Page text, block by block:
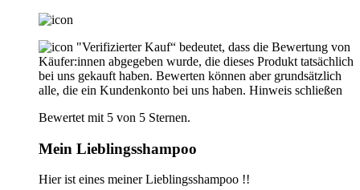
"Verifizierter Kauf“ bedeutet, dass die Bewertung von
Käufer:innen abgegeben wurde, die dieses Produkt tatsächlich
bei uns gekauft haben. Bewerten können aber grundsätzlich
alle, die ein Kundenkonto bei uns haben. Hinweis schließen
Bewertet mit 5 von 5 Sternen.
Mein Lieblingsshampoo
Hier ist eines meiner Lieblingsshampoo !!